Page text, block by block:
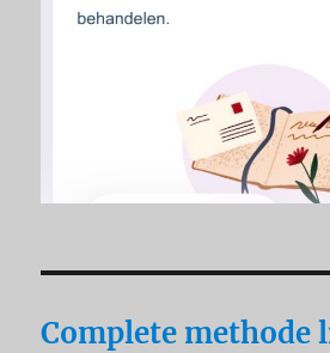
Complete methode